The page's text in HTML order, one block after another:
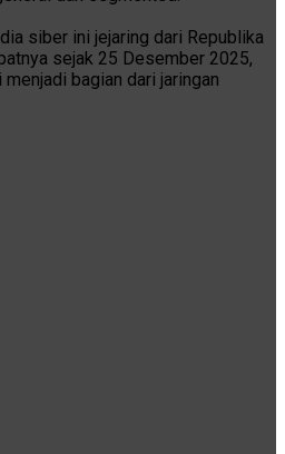
siber ini jejaring dari Republika
sejak 25 Desember 2025,
bagian dari jaringan